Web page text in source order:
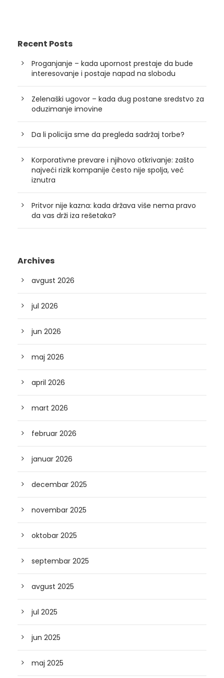
Recent Posts
Proganjanje – kada upornost prestaje da bude
interesovanje i postaje napad na slobodu
Zelenaški ugovor – kada dug postane sredstvo za
oduzimanje imovine
Da li policija sme da pregleda sadržaj torbe?
Korporativne prevare i njihovo otkrivanje: zašto
najveći rizik kompanije često nije spolja, već
iznutra
Pritvor nije kazna: kada država više nema pravo
da vas drži iza rešetaka?
Archives
avgust 2026
jul 2026
jun 2026
maj 2026
april 2026
mart 2026
februar 2026
januar 2026
decembar 2025
novembar 2025
oktobar 2025
septembar 2025
avgust 2025
jul 2025
jun 2025
maj 2025